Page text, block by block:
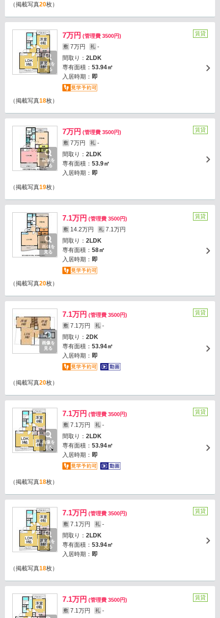
（掲載写真20枚）
画像を
見る
7万円 (管理費 3500円)
敷 7万円 礼 -
間取り： 2LDK
専有面積： 53.94㎡
入居時期： 即
賃貸
（掲載写真18枚）
画像を
見る
7万円 (管理費 3500円)
敷 7万円 礼 -
間取り： 2LDK
専有面積： 53.9㎡
入居時期： 即
賃貸
（掲載写真19枚）
画像を
見る
7.1万円 (管理費 3500円)
敷 14.2万円 礼 7.1万円
間取り： 2LDK
専有面積： 58㎡
入居時期： 即
賃貸
（掲載写真20枚）
画像を
見る
7.1万円 (管理費 3500円)
敷 7.1万円 礼 -
間取り： 2DK
専有面積： 53.94㎡
入居時期： 即
賃貸
（掲載写真20枚）
画像を
見る
7.1万円 (管理費 3500円)
敷 7.1万円 礼 -
間取り： 2LDK
専有面積： 53.94㎡
入居時期： 即
賃貸
（掲載写真18枚）
画像を
見る
7.1万円 (管理費 3500円)
敷 7.1万円 礼 -
間取り： 2LDK
専有面積： 53.94㎡
入居時期： 即
賃貸
（掲載写真18枚）
7.1万円 (管理費 3500円)
敷 7.1万円 礼 -
賃貸